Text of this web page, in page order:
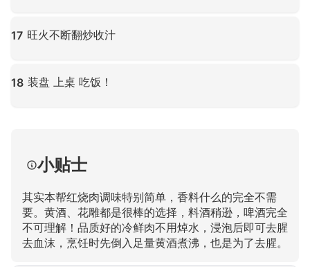
17 旺火不断翻炒收汁
18 装盘 上桌 吃饭！
小贴士
其实本帮红烧肉调味特别简单，香料什么的完全不需
要。黄酒、花雕都是很棒的选择，料酒稍逊，啤酒完全
不可理解！品质好的冷鲜肉不用焯水，浸泡后即可去腥
去血沫，烹饪时先倒入足量黄酒煮沸，也是为了去腥。